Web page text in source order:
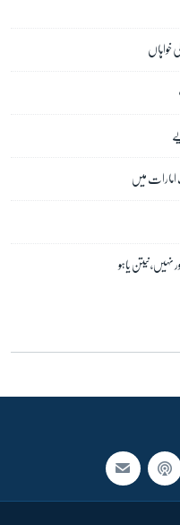
خواہاں
امارات میں
نہیں، نیتن یاہو